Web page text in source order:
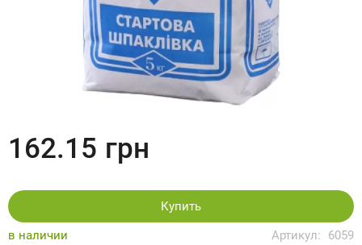
в наличии Артикул:
6059
162.15 грн
Купить